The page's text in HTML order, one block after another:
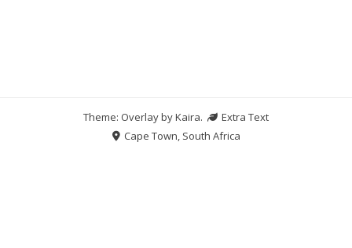
Theme: Overlay byKaira.
Extra Text
Cape Town, South Africa